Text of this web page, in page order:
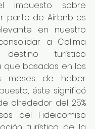
impuesto sobre
parte de Airbnb es
en nuestro
a Colima
turístico
que basados en los
meses de haber
éste significó
alrededor del 25%
del Fideicomiso